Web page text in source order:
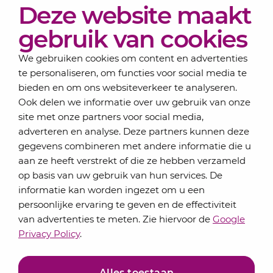
Deze website maakt
gebruik van cookies
We gebruiken cookies om content en advertenties
te personaliseren, om functies voor social media te
bieden en om ons websiteverkeer te analyseren.
Ook delen we informatie over uw gebruik van onze
site met onze partners voor social media,
adverteren en analyse. Deze partners kunnen deze
gegevens combineren met andere informatie die u
aan ze heeft verstrekt of die ze hebben verzameld
op basis van uw gebruik van hun services. De
informatie kan worden ingezet om u een
persoonlijke ervaring te geven en de effectiviteit
van advertenties te meten. Zie hiervoor de Google
Privacy Policy.
Actueel
Over Lansigt
Contact
Schrijf je in voor onze nieuwsbrief
Elke maand bundelen de adviseurs van Lansigt in
de eSigt het nieuws.
Jouw emailadres
Inschrijven